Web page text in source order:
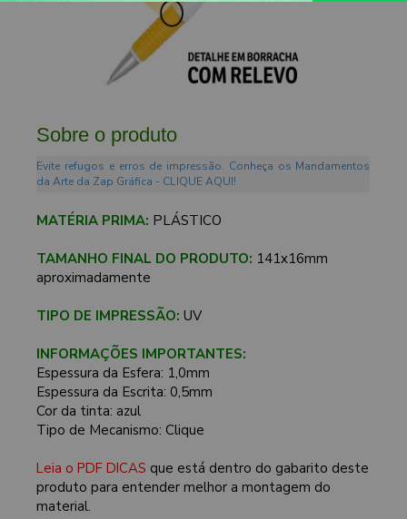
Sobre o produto
Evite refugos e erros de impressão. Conheça os Mandamentos
da Arte da Zap Gráfica - CLIQUE AQUI!
MATÉRIA PRIMA: PLÁSTICO
TAMANHO FINAL DO PRODUTO: 141x16mm
aproximadamente
TIPO DE IMPRESSÃO: UV
INFORMAÇÕES IMPORTANTES:
Espessura da Esfera: 1,0mm
Espessura da Escrita: 0,5mm
Cor da tinta: azul
Tipo de Mecanismo: Clique
Leia o PDF DICAS que está dentro do gabarito deste
produto para entender melhor a montagem do
material.